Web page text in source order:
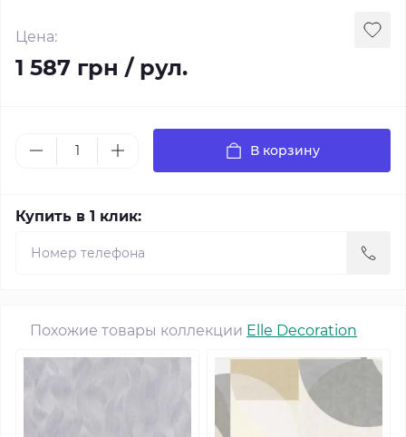
Цена:
1 587 грн / рул.
В корзину
Купить в 1 клик:
Похожие товары коллекции Elle Decoration